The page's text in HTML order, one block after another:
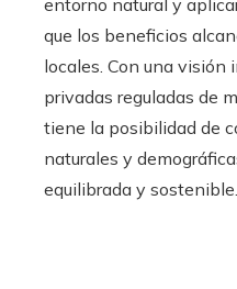
entorno natural y
que los beneficios
locales. Con una
privadas reguladas de
tiene la posibilidad de
naturales y
equilibrada y sostenible.